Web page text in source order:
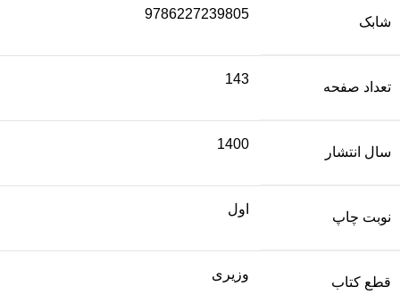
شابک
9786227239805
تعداد صفحه
143
سال انتشار
1400
نوبت چاپ
اول
قطع کتاب
وزیری